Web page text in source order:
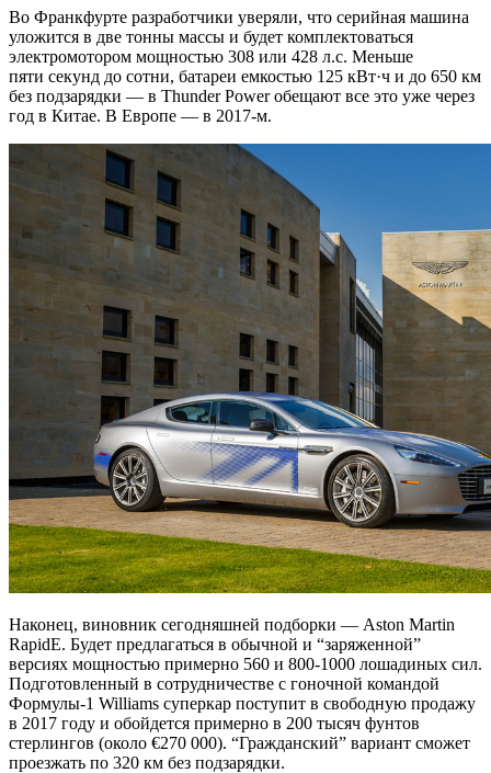
Во Франкфурте разработчики уверяли, что серийная машина
уложится в две тонны массы и будет комплектоваться
электромотором мощностью 308 или 428 л.с. Меньше
пяти секунд до сотни, батареи емкостью 125 кВт·ч и до 650 км
без подзарядки — в Thunder Power обещают все это уже через
год в Китае. В Европе — в 2017-м.
Наконец, виновник сегодняшней подборки — Aston Martin
RapidE. Будет предлагаться в обычной и “заряженной”
версиях мощностью примерно 560 и 800-1000 лошадиных сил.
Подготовленный в сотрудничестве с гоночной командой
Формулы-1 Williams суперкар поступит в свободную продажу
в 2017 году и обойдется примерно в 200 тысяч фунтов
стерлингов (около €270 000). “Гражданский” вариант сможет
проезжать по 320 км без подзарядки.